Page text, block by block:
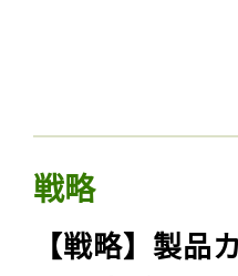
戦略
【戦略】製品